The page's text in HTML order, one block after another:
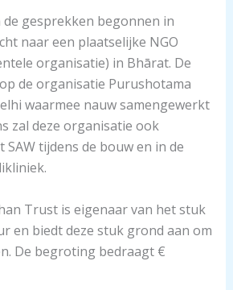
de gesprekken begonnen in
naar een plaatselijke NGO
organisatie) in Bhārat. De
de organisatie Purushotama
waarmee nauw samengewerkt
zal deze organisatie ook
SAW tijdens de bouw en in de
Trust is eigenaar van het stuk
en biedt deze stuk grond aan om
De begroting bedraagt €